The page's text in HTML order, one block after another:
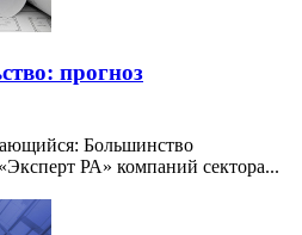
прогноз
Большинство
РА» компаний сектора...